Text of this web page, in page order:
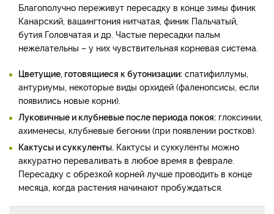
Благополучно переживут пересадку в конце зимы финик
Канарский, вашингтония нитчатая, финик Пальчатый,
бутия Головчатая и др. Частые пересадки пальм
нежелательны – у них чувствительная корневая система.
Цветущие, готовящиеся к бутонизации: спатифиллумы,
антуриумы, некоторые виды орхидей (фаленопсисы, если
появились новые корни).
Луковичные и клубневые после периода покоя: глоксинии,
ахименесы, клубневые бегонии (при появлении ростков).
Кактусы и суккуленты. Кактусы и суккуленты можно
аккуратно переваливать в любое время в феврале.
Пересадку с обрезкой корней лучше проводить в конце
месяца, когда растения начинают пробуждаться.